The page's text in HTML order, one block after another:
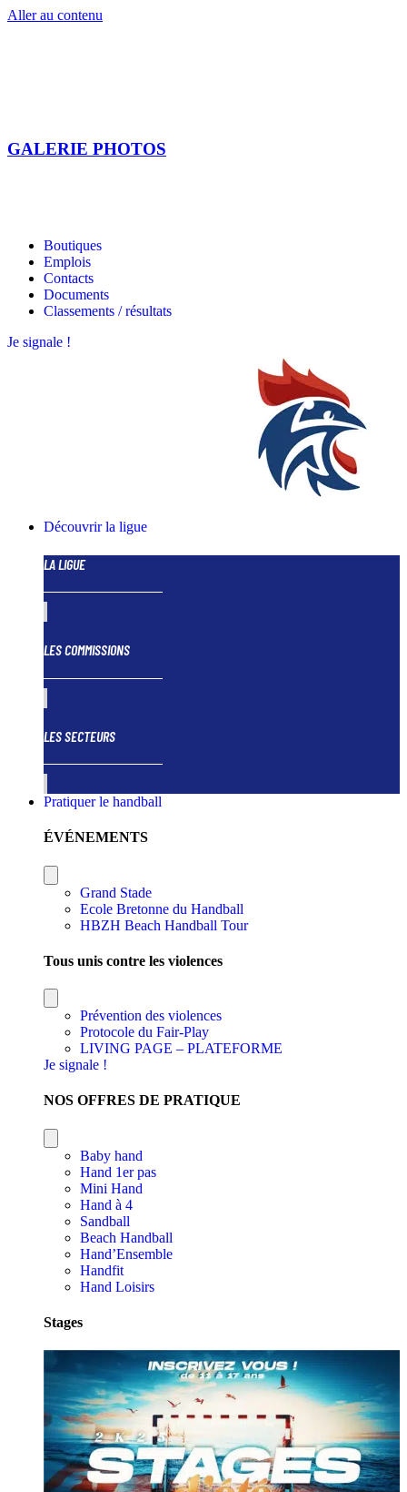
Aller au contenu
GALERIE PHOTOS
Boutiques
Emplois
Contacts
Documents
Classements / résultats
Je signale !
Découvrir la ligue
LA LIGUE
LES COMMISSIONS
LES SECTEURS
Pratiquer le handball
ÉVÉNEMENTS
Grand Stade
Ecole Bretonne du Handball
HBZH Beach Handball Tour
Tous unis contre les violences
Prévention des violences
Protocole du Fair-Play
LIVING PAGE – PLATEFORME
Je signale !
NOS OFFRES DE PRATIQUE
Baby hand
Hand 1er pas
Mini Hand
Hand à 4
Sandball
Beach Handball
Hand’Ensemble
Handfit
Hand Loisirs
Stages